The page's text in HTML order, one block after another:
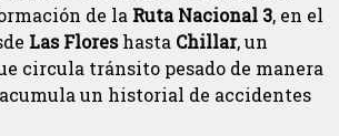
de la Ruta Nacional 3, en el
Las Floreshasta Chillar, un
circula tránsito pesado de manera
un historial de accidentes